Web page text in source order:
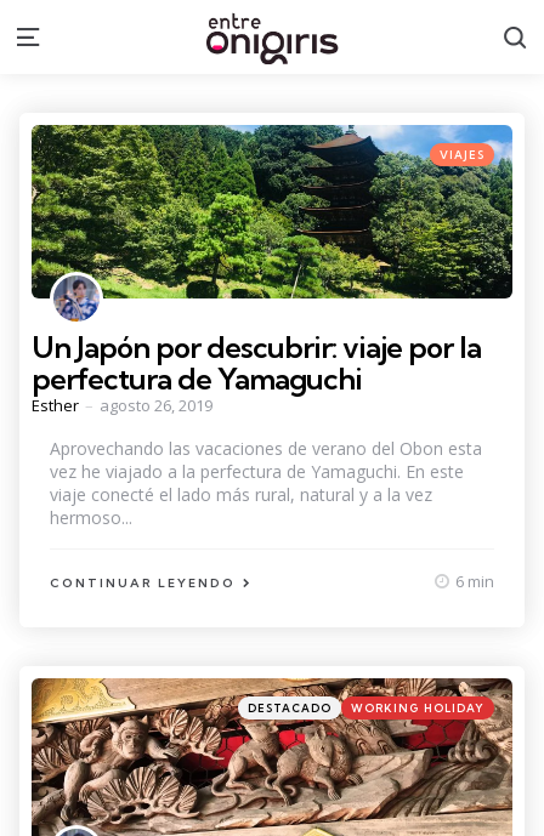
Menu
Categories
Posted
in
VIAJES
Un Japón por descubrir: viaje por la
perfectura de Yamaguchi
Posted
Esther agosto 26, 2019
Aprovechando las vacaciones de verano del Obon esta
vez he viajado a la perfectura de Yamaguchi. En este
viaje conecté el lado más rural, natural y a la vez
hermoso...
CONTINUAR LEYENDO 6 min
Categories
Posted
in
DESTACADO WORKING HOLIDAY